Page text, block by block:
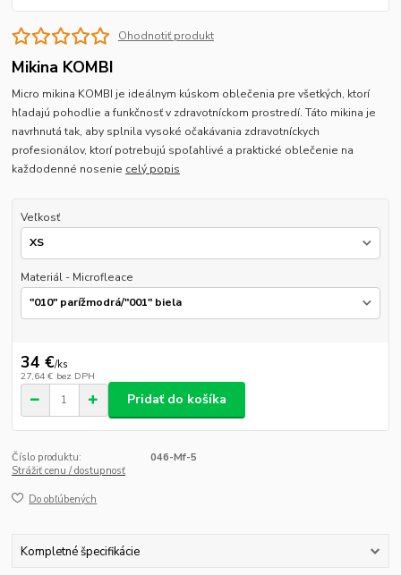
Ohodnotiť produkt
Mikina KOMBI
Micro mikina KOMBI je ideálnym kúskom oblečenia pre všetkých, ktorí
hľadajú pohodlie a funkčnosť v zdravotníckom prostredí. Táto mikina je
navrhnutá tak, aby splnila vysoké očakávania zdravotníckych
profesionálov, ktorí potrebujú spoľahlivé a praktické oblečenie na
každodenné nosenie celý popis
Veľkosť
Materiál - Microfleace
34 €/ks
27,64 € bez DPH
Pridať do košíka
Číslo produktu:
046-Mf-5
Strážiť cenu / dostupnosť
Do obľúbených
Kompletné špecifikácie